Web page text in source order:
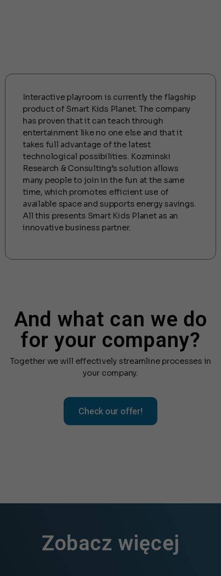
Interactive playroom is currently the flagship
product of Smart Kids Planet. The company
has proven that it can teach through
entertainment like no one else and that it
takes full advantage of the latest
technological possibilities. Kozminski
Research & Consulting’s solution allows
many people to join in the fun at the same
time, which promotes efficient use of
available space and supports energy savings.
All this presents Smart Kids Planet as an
innovative business partner.
And what can we do
for your company?
Together we will effectively streamline processes in
your company.
Check our offer!
Zobacz więcej